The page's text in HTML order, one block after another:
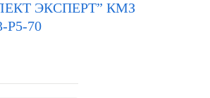
ЭКСПЕРТ” КМЗ
Р5-70